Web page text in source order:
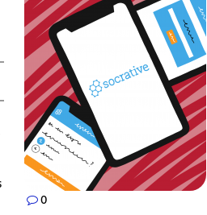
0